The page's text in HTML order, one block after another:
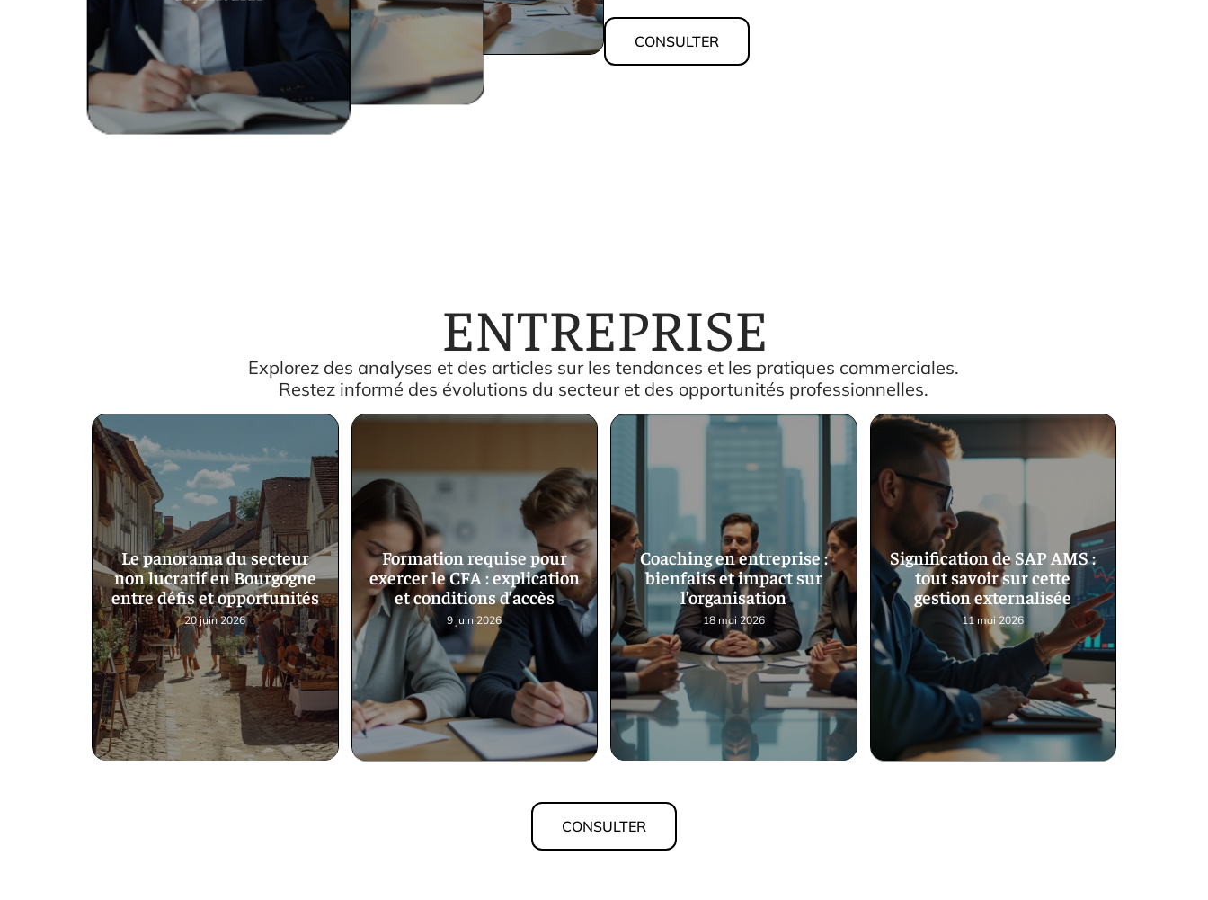
CONSULTER
ENTREPRISE
Explorez des analyses et des articles sur les tendances et les pratiques commerciales.
Restez informé des évolutions du secteur et des opportunités professionnelles.
Le panorama du secteur
non lucratif en Bourgogne
entre défis et opportunités
20 juin 2026
Formation requise pour
exercer le CFA : explication
et conditions d’accès
9 juin 2026
Coaching en entreprise :
bienfaits et impact sur
l’organisation
18 mai 2026
Signification de SAP AMS :
tout savoir sur cette
gestion externalisée
11 mai 2026
CONSULTER